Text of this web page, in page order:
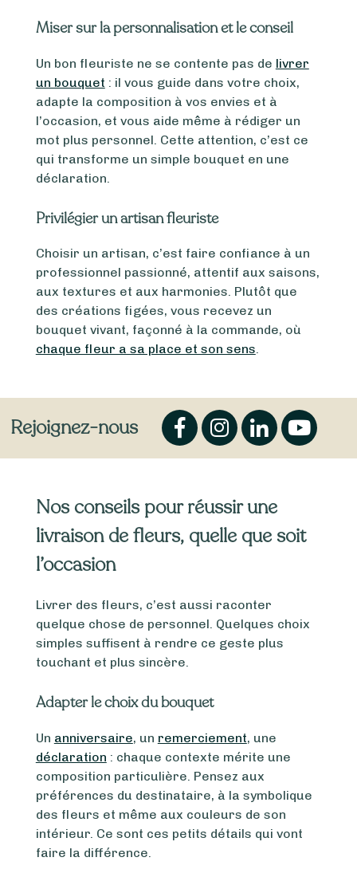
Miser sur la personnalisation et le conseil
Un bon fleuriste ne se contente pas de livrer
un bouquet : il vous guide dans votre choix,
adapte la composition à vos envies et à
l’occasion, et vous aide même à rédiger un
mot plus personnel. Cette attention, c’est ce
qui transforme un simple bouquet en une
déclaration.
Privilégier un artisan fleuriste
Choisir un artisan, c’est faire confiance à un
professionnel passionné, attentif aux saisons,
aux textures et aux harmonies. Plutôt que
des créations figées, vous recevez un
bouquet vivant, façonné à la commande, où
chaque fleur a sa place et son sens.
Rejoignez-nous
Nos conseils pour réussir une
livraison de fleurs, quelle que soit
l’occasion
Livrer des fleurs, c’est aussi raconter
quelque chose de personnel. Quelques choix
simples suffisent à rendre ce geste plus
touchant et plus sincère.
Adapter le choix du bouquet
Un anniversaire, un remerciement, une
déclaration : chaque contexte mérite une
composition particulière. Pensez aux
préférences du destinataire, à la symbolique
des fleurs et même aux couleurs de son
intérieur. Ce sont ces petits détails qui vont
faire la différence.